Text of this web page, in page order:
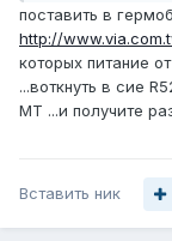
поставить в
http://
которых питание
...воткнуть в сие
MT ...и получите
Вставить ник